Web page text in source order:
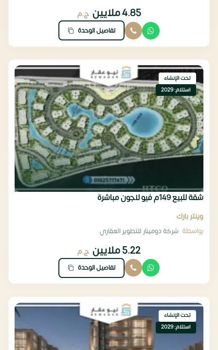
4.85 ملايين ج.م
تفاصيل الوحدة
تحت الإنشاء
استلام: 2029
شقة للبيع 149م فيو لاجون مباشرة
وينتر بارك
بواسطة شركة دومينار للتطوير العقاري
5.22 ملايين ج.م
تفاصيل الوحدة
تحت الإنشاء
استلام: 2029